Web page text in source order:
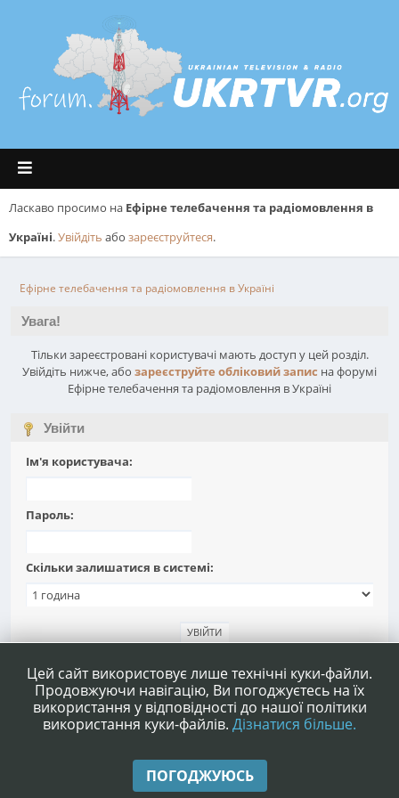
Ласкаво просимо на Ефірне телебачення та радіомовлення в
Україні.Увійдіть або зареєструйтеся.
Ефірне телебачення та радіомовлення в Україні
Увага!
Тільки зареєстровані користувачі мають доступ у цей розділ.
Увійдіть нижче, або зареєструйте обліковий запис на форумі
Ефірне телебачення та радіомовлення в Україні
Увійти
Ім'я користувача:
Пароль:
Скільки залишатися в системі:
Допомога|Умови та правила|Нагору ▲
SMF 2.1.4 © 2023,Simple Machines
Цей сайт використовує лише технічні куки-файли.
Продовжуючи навігацію, Ви погоджуєтесь на їх
використання у відповідності до нашої політики
використання куки-файлів. Дізнатися більше.
ПОГОДЖУЮСЬ